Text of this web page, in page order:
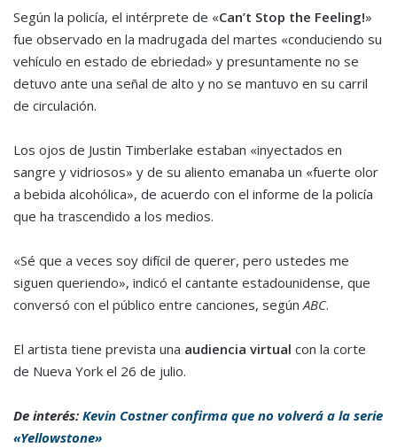
Según la policía, el intérprete de «Can’t Stop the Feeling!»
fue observado en la madrugada del martes «conduciendo su
vehículo en estado de ebriedad» y presuntamente no se
detuvo ante una señal de alto y no se mantuvo en su carril
de circulación.
Los ojos de Justin Timberlake estaban «inyectados en
sangre y vidriosos» y de su aliento emanaba un «fuerte olor
a bebida alcohólica», de acuerdo con el informe de la policía
que ha trascendido a los medios.
«Sé que a veces soy difícil de querer, pero ustedes me
siguen queriendo», indicó el cantante estadounidense, que
conversó con el público entre canciones, segúnABC.
El artista tiene prevista una audiencia virtual con la corte
de Nueva York el 26 de julio.
De interés: Kevin Costner confirma que no volverá a la serie
«Yellowstone»